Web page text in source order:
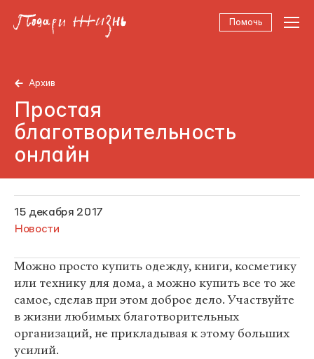
Помочь
Архив
Простая
благотворительность
онлайн
15 декабря 2017
Новости
Можно просто купить одежду, книги, косметику
или технику для дома, а можно купить все то же
самое, сделав при этом доброе дело. Участвуйте
в жизни любимых благотворительных
организаций, не прикладывая к этому больших
усилий.